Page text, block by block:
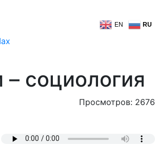
EN RU
социология
Просмотров: 2676